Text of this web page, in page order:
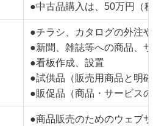
●中古品購入は、50万円（税
●チラシ、カタログの外注や発
●新聞、雑誌等への商品、サー
●看板作成、設置
●試供品（販売用商品と明確
●販促品（商品・サービスの
●商品販売のためのウェブサイ